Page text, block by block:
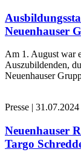
Neuenhauser
Am 1. August war
Auszubildenden,
Neuenhauser
Presse | 31.07.2024
Neuenhauser
Targo